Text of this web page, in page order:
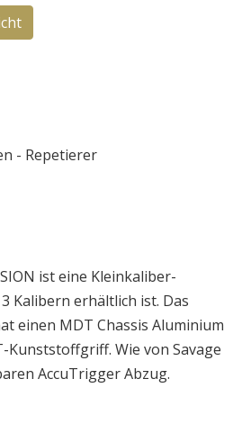
- Repetierer
ist eine Kleinkaliber-
Kalibern erhältlich ist. Das
einen MDT Chassis Aluminium
Kunststoffgriff. Wie von Savage
AccuTrigger Abzug.